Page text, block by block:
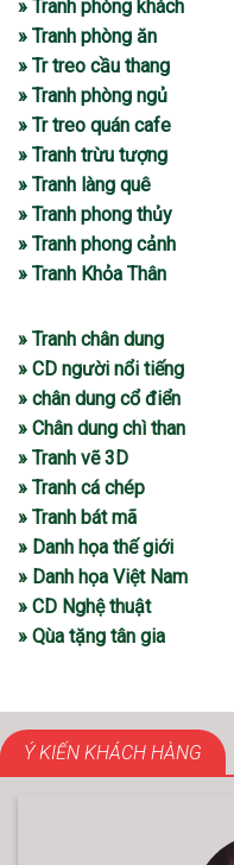
» Tranh phòng khách
» Tranh phòng ăn
» Tr treo cầu thang
» Tranh phòng ngủ
» Tr treo quán cafe
» Tranh trừu tượng
» Tranh làng quê
» Tranh phong thủy
» Tranh phong cảnh
» Tranh Khỏa Thân
» Tranh chân dung
» CD người nổi tiếng
» chân dung cổ điển
» Chân dung chì than
» Tranh vẽ 3D
» Tranh cá chép
» Tranh bát mã
» Danh họa thế giới
» Danh họa Việt Nam
» CD Nghệ thuật
» Qùa tặng tân gia
Ý KIẾN KHÁCH HÀNG